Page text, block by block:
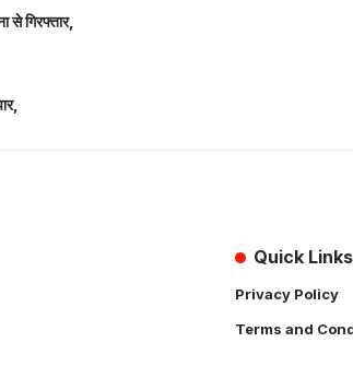
से गिरफ्तार,
Quick Links
Privacy Policy
Terms and